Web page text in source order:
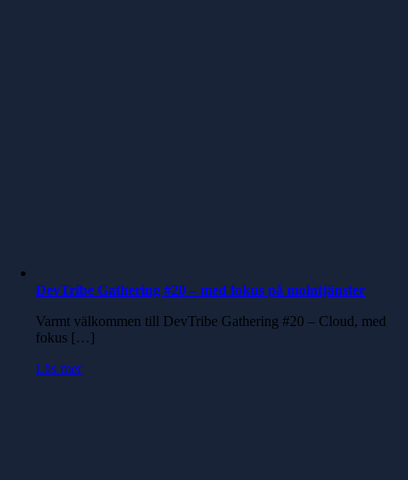
DevTribe Gathering #20 – med fokus på molntjänster
Varmt välkommen till DevTribe Gathering #20 – Cloud, med
fokus […]
Läs mer